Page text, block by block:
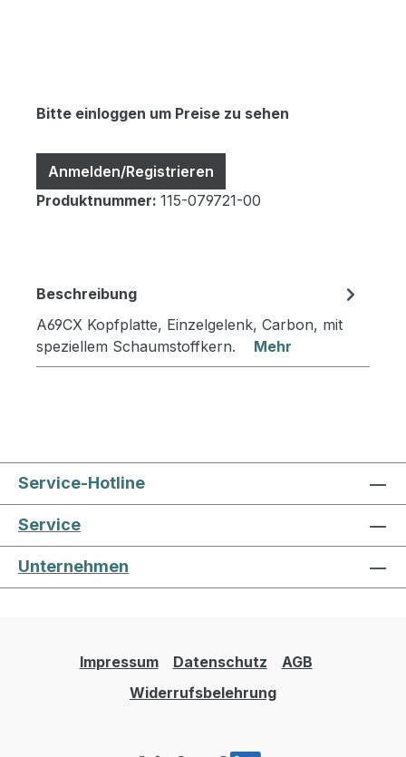
Bitte einloggen um Preise zu sehen
Anmelden/Registrieren
Produktnummer: 115-079721-00
Beschreibung
A69CX Kopfplatte, Einzelgelenk, Carbon, mit
speziellem Schaumstoffkern. Mehr
Service-Hotline
Service
Unternehmen
Impressum Datenschutz
AGB
Widerrufsbelehrung